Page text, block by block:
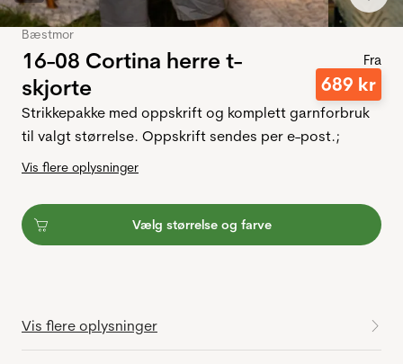
Bæstmor
16-08 Cortina herre t-
skjorte
Fra
689 kr
Strikkepakke med oppskrift og komplett garnforbruk
til valgt størrelse. Oppskrift sendes per e-post.;
Vis flere oplysninger
Vælg størrelse og farve
Vis flere oplysninger